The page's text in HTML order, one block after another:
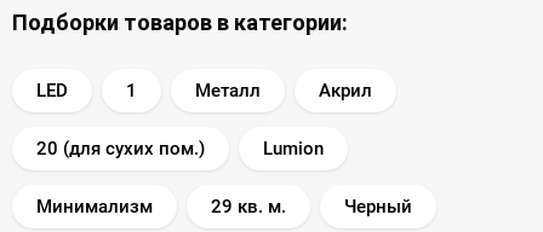
Подборки товаров в категории:
LED 1 Металл Акрил
20 (для сухих пом.) Lumion
Минимализм 29 кв. м. Черный